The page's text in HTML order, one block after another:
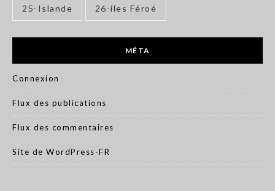
25-Islande 26-iles Féroé
MÉTA
Connexion
Flux des publications
Flux des commentaires
Site de WordPress-FR